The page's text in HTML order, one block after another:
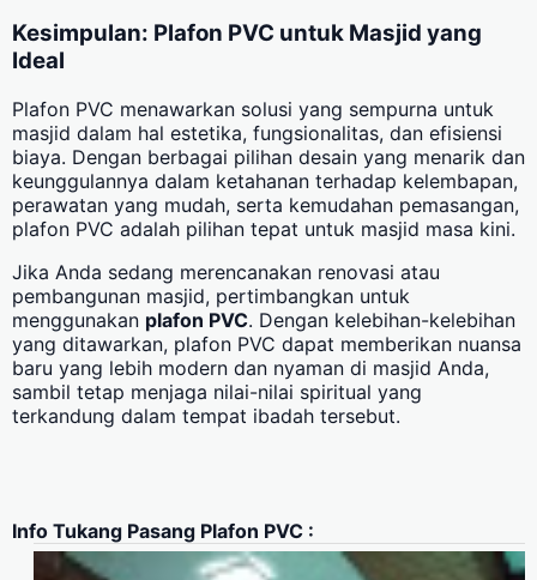
Kesimpulan: Plafon PVC untuk Masjid yang
Ideal
Plafon PVC menawarkan solusi yang sempurna untuk
masjid dalam hal estetika, fungsionalitas, dan efisiensi
biaya. Dengan berbagai pilihan desain yang menarik dan
keunggulannya dalam ketahanan terhadap kelembapan,
perawatan yang mudah, serta kemudahan pemasangan,
plafon PVC adalah pilihan tepat untuk masjid masa kini.
Jika Anda sedang merencanakan renovasi atau
pembangunan masjid, pertimbangkan untuk
menggunakan plafon PVC. Dengan kelebihan-kelebihan
yang ditawarkan, plafon PVC dapat memberikan nuansa
baru yang lebih modern dan nyaman di masjid Anda,
sambil tetap menjaga nilai-nilai spiritual yang
terkandung dalam tempat ibadah tersebut.
Info Tukang Pasang Plafon PVC :